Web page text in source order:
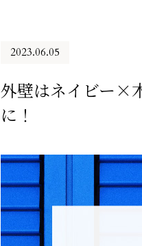
2023.06.05
外壁はネイビー×
に！